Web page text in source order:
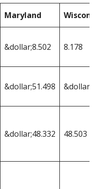
Maryland Wisconsin
&dollar;8.502 8.178
&dollar;51.498
&dollar;48.332 48.503